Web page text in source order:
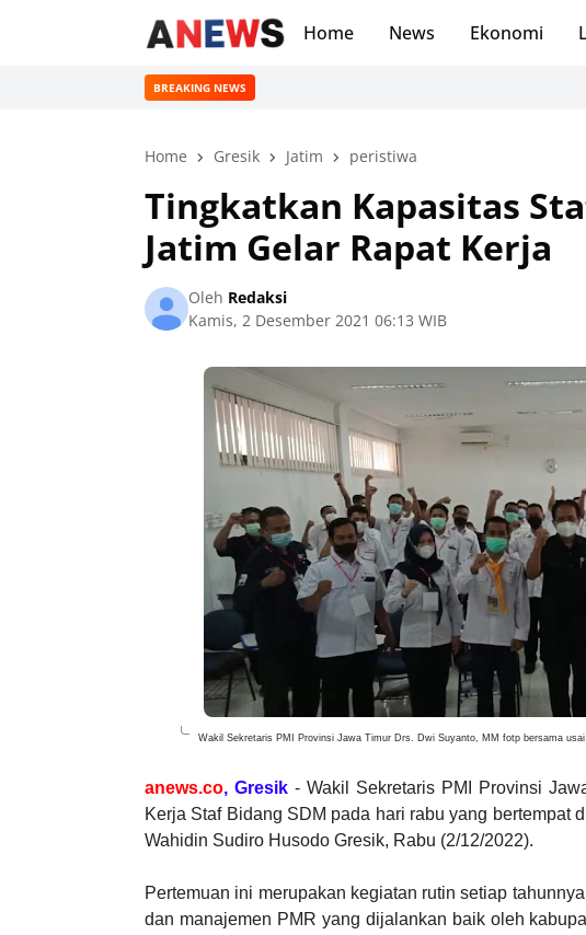
Home News Ekonomi
BREAKING NEWS
Home Gresik Jatim peristiwa
Tingkatkan Kapasitas
Jatim Gelar Rapat Kerja
Oleh Redaksi
Kamis, 2 Desember 2021 06:13 WIB
Wakil Sekretaris PMI Provinsi Jawa Timur Drs. Dwi Suyanto, MM fotp bersama
anews.co, Gresik - Wakil Sekretaris PMI Provinsi
Kerja Staf Bidang SDM pada hari rabu yang bertempat
Wahidin Sudiro Husodo Gresik, Rabu (2/12/2022).
Pertemuan ini merupakan kegiatan rutin setiap
dan manajemen PMR yang dijalankan baik oleh